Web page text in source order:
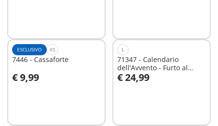
ESCLUSIVO XS
7446 - Cassaforte
€ 9,99
Aggiungi al carrello
L
71347 - Calendario
dell'Avvento - Furto al
museo
€ 24,99
Aggiungi al carrello